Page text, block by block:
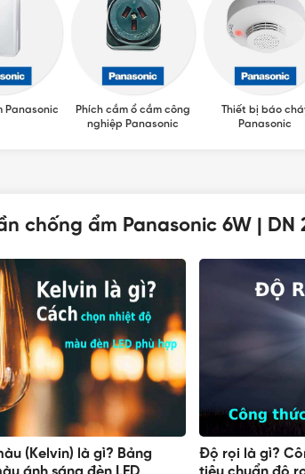
Panasonic
Phích cắm ổ cắm công
nghiệp Panasonic
Thiết bị báo
Panasonic
chống ẩm Panasonic 6W | DN
(Kelvin) là gì? Bảng
Độ rọi là gì?